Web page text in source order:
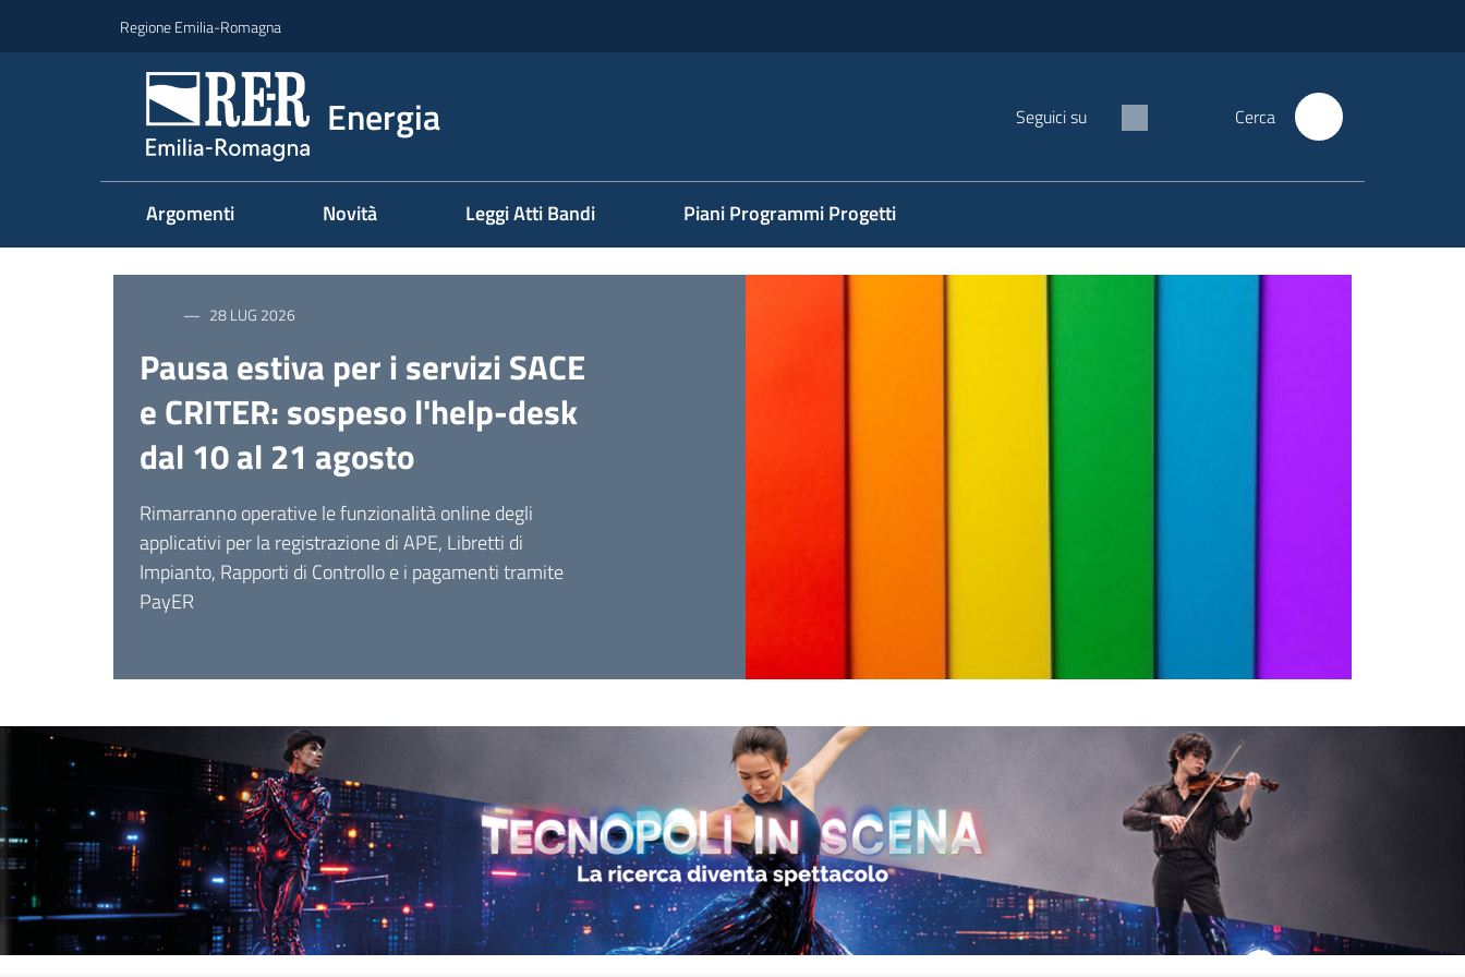
Regione Emilia-Romagna
Energia Seguici su Cerca
Argomenti Novità Leggi Atti Bandi Piani Programmi Progetti
28 LUG 2026
Pausa estiva per i servizi SACE
e CRITER: sospeso l'help-desk
dal 10 al 21 agosto
Rimarranno operative le funzionalità online degli
applicativi per la registrazione di APE, Libretti di
Impianto, Rapporti di Controllo e i pagamenti tramite
PayER
Homepage